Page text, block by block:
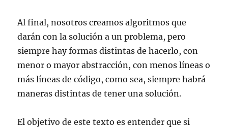
Al final, nosotros creamos algoritmos que
darán con la solución a un problema, pero
siempre hay formas distintas de hacerlo, con
menor o mayor abstracción, con menos líneas o
más líneas de código, como sea, siempre habrá
maneras distintas de tener una solución.
El objetivo de este texto es entender que si